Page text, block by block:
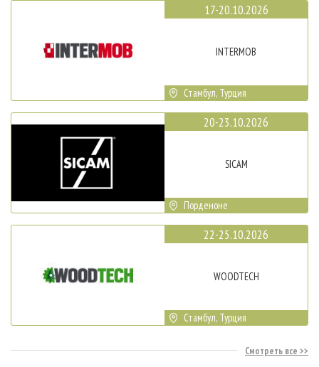
17-20.10.2026
INTERMOB
Стамбул, Турция
20-23.10.2026
SICAM
Порденоне
22-25.10.2026
WOODTECH
Стамбул, Турция
Смотреть все